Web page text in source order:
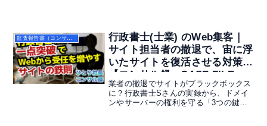
行政書士(士業) のWeb集客｜
サイト担当者の撤退で、宙に浮
いたサイトを復活させる対策
【コンサル録：CASE FILE
006】
業者の撤退でサイトがブラックボックス
に？行政書士Sさんの実録から、ドメイ
ンやサーバーの権利を守る「3つの鍵」